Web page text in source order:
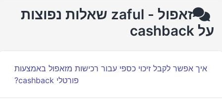
זאפול - zaful שאלות נפוצות
על cashback
איך אפשר לקבל זיכוי כספי עבור רכישות מזאפול באמצעות
פורטלי cashback?